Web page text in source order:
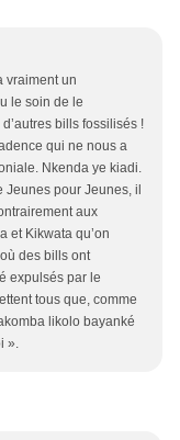
vraiment un
le soin de le
bills fossilisés !
qui ne nous a
Nkenda ye kiadi.
pour Jeunes, il
aux
et Kikwata qu’on
des bills ont
expulsés par le
tous que, comme
likolo bayanké
».